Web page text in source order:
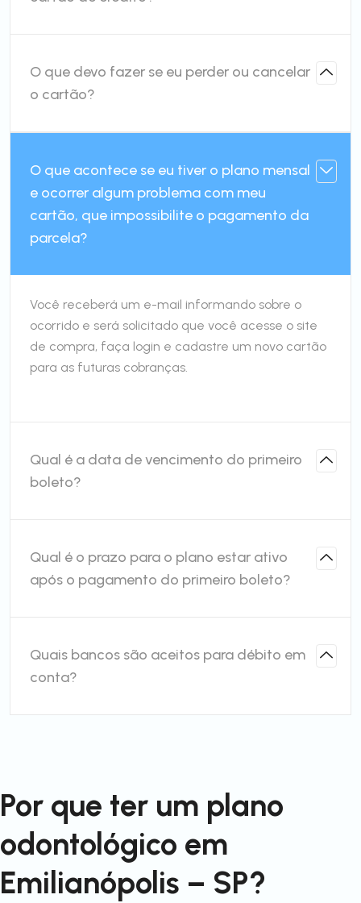
O que devo fazer se eu perder ou cancelar
o cartão?
O que acontece se eu tiver o plano mensal
e ocorrer algum problema com meu
cartão, que impossibilite o pagamento da
parcela?
Você receberá um e-mail informando sobre o
ocorrido e será solicitado que você acesse o site
de compra, faça login e cadastre um novo cartão
para as futuras cobranças.
Qual é a data de vencimento do primeiro
boleto?
Qual é o prazo para o plano estar ativo
após o pagamento do primeiro boleto?
Quais bancos são aceitos para débito em
conta?
Por que ter um plano
odontológico em
Emilianópolis – SP?